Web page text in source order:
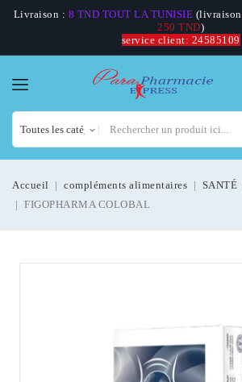
Livraison : 8 TND TOUT LA TUNISIE (livraison
250 TND)
service client: 24585109
Accueil compléments alimentaires SANTÉ
FIGOPHARMA COLOBAL